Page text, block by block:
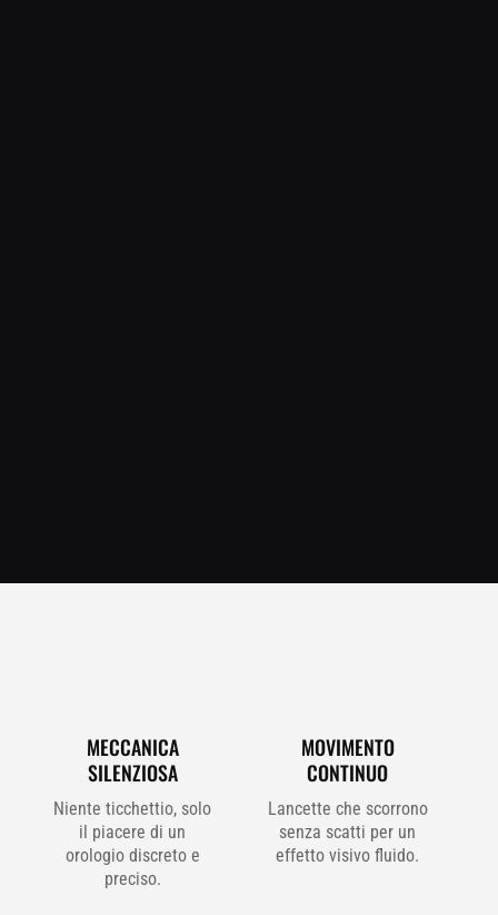
MECCANICA
SILENZIOSA
Niente ticchettio, solo
il piacere di un
orologio discreto e
preciso.
MOVIMENTO
CONTINUO
Lancette che scorrono
senza scatti per un
effetto visivo fluido.